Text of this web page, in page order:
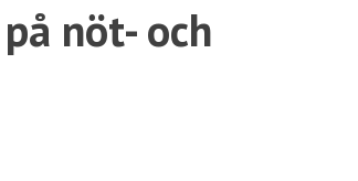
nöt- och